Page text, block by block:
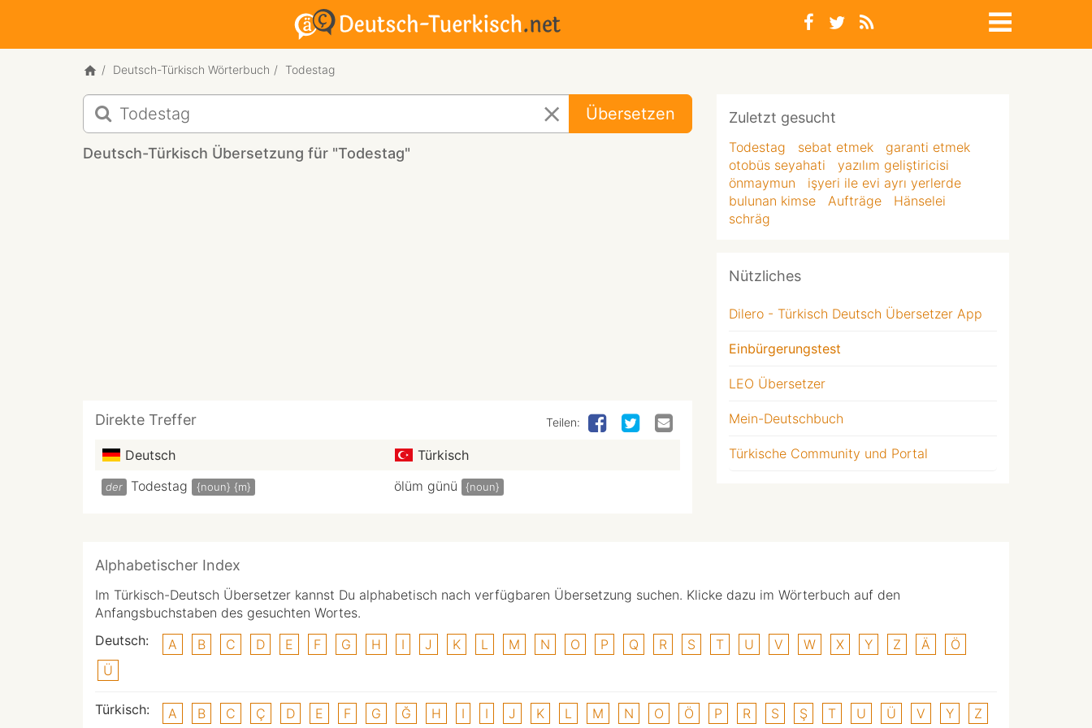
Deutsch-Türkisch Wörterbuch Todestag
Deutsch-
Türkisch
Übersetzung
für
Übersetzen
Deutsch-Türkisch Übersetzung für "Todestag"
Direkte Treffer Teilen:
Deutsch Türkisch
der Todestag {noun} {m} ölüm günü {noun}
Zuletzt gesucht
Todestag sebat etmek
garanti etmek
otobüs seyahati
yazılım geliştiricisi
önmaymun
işyeri ile evi ayrı yerlerde
bulunan kimse
Aufträge
Hänselei
schräg
Nützliches
Dilero - Türkisch Deutsch Übersetzer App
Einbürgerungstest
LEO Übersetzer
Mein-Deutschbuch
Türkische Community und Portal
Alphabetischer Index
Im Türkisch-Deutsch Übersetzer kannst Du alphabetisch nach verfügbaren Übersetzung suchen. Klicke dazu im Wörterbuch auf den
Anfangsbuchstaben des gesuchten Wortes.
Deutsch:
A B C D E F G H I J K L M N O P Q R S T U V W X Y Z Ä
Ö
Ü
Türkisch: A B C Ç D E F G Ğ H I I J K L M N O Ö P R S Ş T U Ü V Y Z